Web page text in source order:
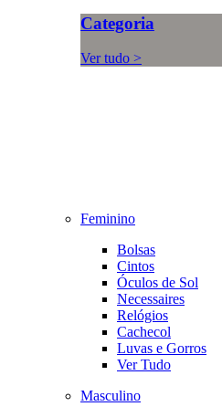
Categoria
Ver tudo >
Feminino
Bolsas
Cintos
Óculos de Sol
Necessaires
Relógios
Cachecol
Luvas e Gorros
Ver Tudo
Masculino